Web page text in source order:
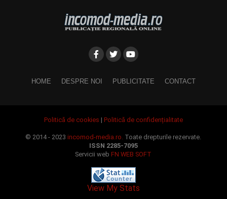
HOME DESPRE NOI PUBLICITATE CONTACT
Politică de cookies | Politică de confidențialitate
© 2014 - 2023incomod-media.ro. Toate drepturile rezervate.
ISSN 2285-7095
Servicii webFN WEB SOFT
View My Stats